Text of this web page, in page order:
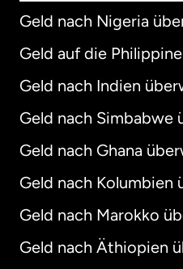
Geld nach Nigeria
Geld auf die
Geld nach Indien
Geld nach Simbabwe
Geld nach Ghana
Geld nach Kolumbien
Geld nach Marokko
Geld nach Äthiopien